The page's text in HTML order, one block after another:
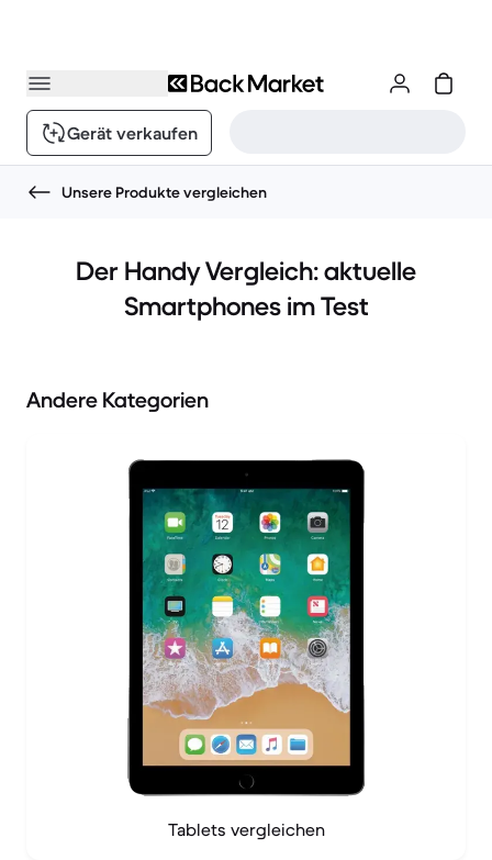
Gerät verkaufen
Unsere Produkte vergleichen
Der Handy Vergleich: aktuelle
Smartphones im Test
Andere Kategorien
Tablets vergleichen